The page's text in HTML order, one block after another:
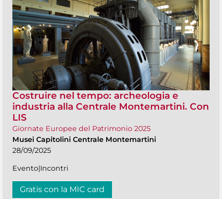
Costruire nel tempo: archeologia e
industria alla Centrale Montemartini. Con
LIS
Giornate Europee del Patrimonio 2025
Musei Capitolini Centrale Montemartini
28/09/2025
Evento|Incontri
Gratis con la MIC card